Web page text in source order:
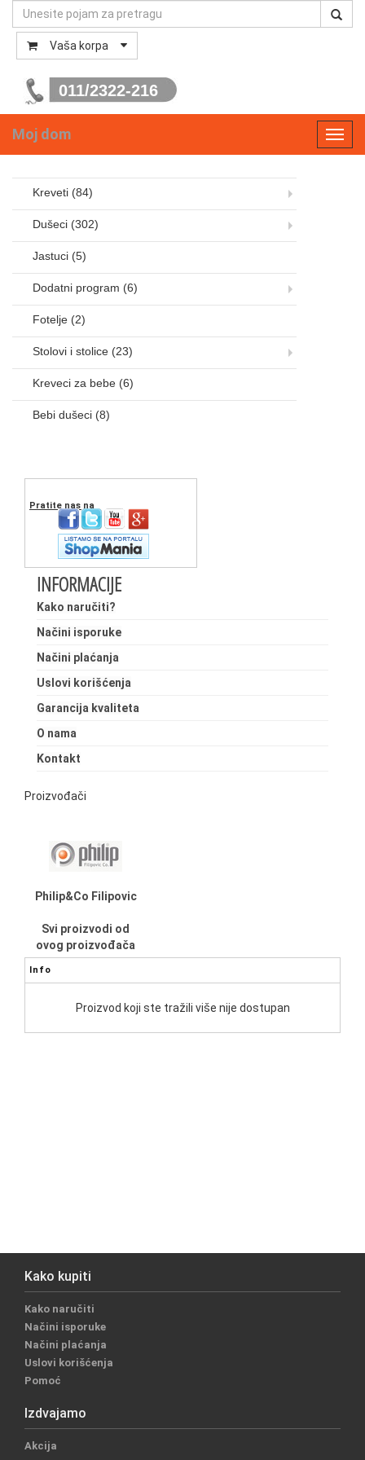
Vaša korpa
011/2322-216
Moj dom
Kreveti (84)
Dušeci (302)
Jastuci (5)
Dodatni program (6)
Fotelje (2)
Stolovi i stolice (23)
Kreveci za bebe (6)
Bebi dušeci (8)
Pratite nas na
INFORMACIJE
Kako naručiti?
Načini isporuke
Načini plaćanja
Uslovi korišćenja
Garancija kvaliteta
O nama
Kontakt
Proizvođači
Philip&Co Filipovic
Svi proizvodi od
ovog proizvođača
Info
Proizvod koji ste tražili više nije dostupan
Kako kupiti
Kako naručiti
Načini isporuke
Načini plaćanja
Uslovi korišćenja
Pomoć
Izdvajamo
Akcija